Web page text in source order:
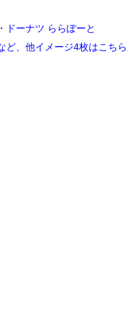
ドーナツ ららぽーと
ど、他イメージ4枚はこちら